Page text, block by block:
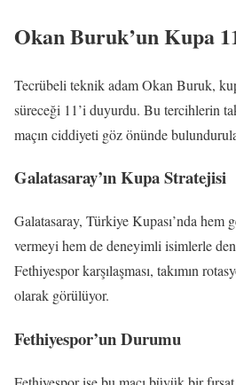
Okan Buruk’un Kupa
Tecrübeli teknik adam Okan Buruk,
süreceği 11’i duyurdu. Bu tercihlerin
maçın ciddiyeti göz önünde
Galatasaray’ın Kupa Stratejisi
Galatasaray, Türkiye Kupası’nda hem
vermeyi hem de deneyimli isimlerle
Fethiyespor karşılaşması, takımın
olarak görülüyor.
Fethiyespor’un Durumu